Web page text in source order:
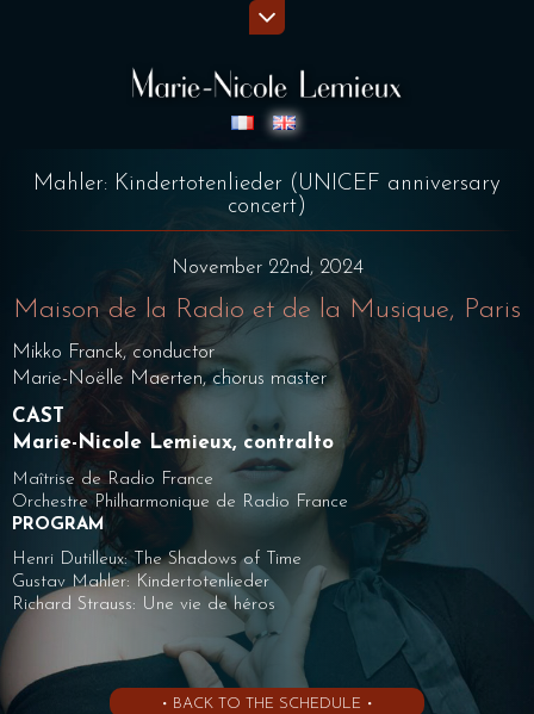
Mahler: Kindertotenlieder (UNICEF anniversary
concert)
November 22nd, 2024
Maison de la Radio et de la Musique, Paris
Mikko Franck, conductor
Marie-Noëlle Maerten, chorus master
CAST
Marie-Nicole Lemieux, contralto
Maîtrise de Radio France
Orchestre Philharmonique de Radio France
PROGRAM
Henri Dutilleux: The Shadows of Time
Gustav Mahler: Kindertotenlieder
Richard Strauss: Une vie de héros
• BACK TO THE SCHEDULE •